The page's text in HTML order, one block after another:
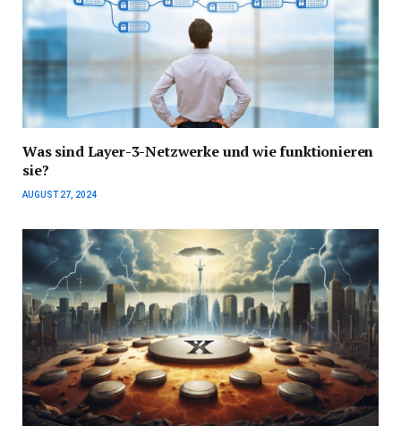
Was sind Layer-3-Netzwerke und wie funktionieren
sie?
AUGUST 27, 2024